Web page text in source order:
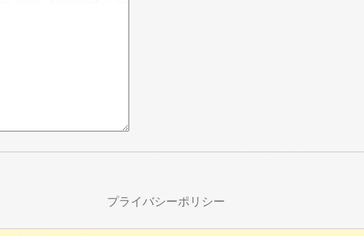
プライバシーポリシー